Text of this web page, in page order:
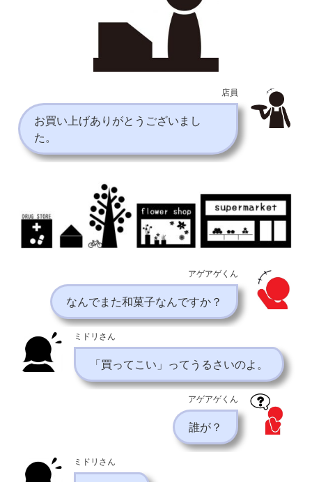
店員
お買い上げありがとうございまし
た。
アゲアゲくん
なんでまた和菓子なんですか？
ミドリさん
「買ってこい」ってうるさいのよ。
アゲアゲくん
誰が？
ミドリさん